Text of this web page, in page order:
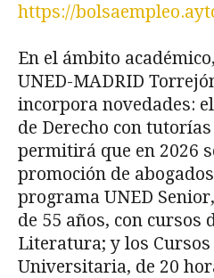
https://
En el ámbito
UNED-MADRID
incorpora novedades:
de Derecho con
permitirá que en 2026
promoción de
programa UNED
de 55 años, con
Literatura; y los Cursos
Universitaria, de 20